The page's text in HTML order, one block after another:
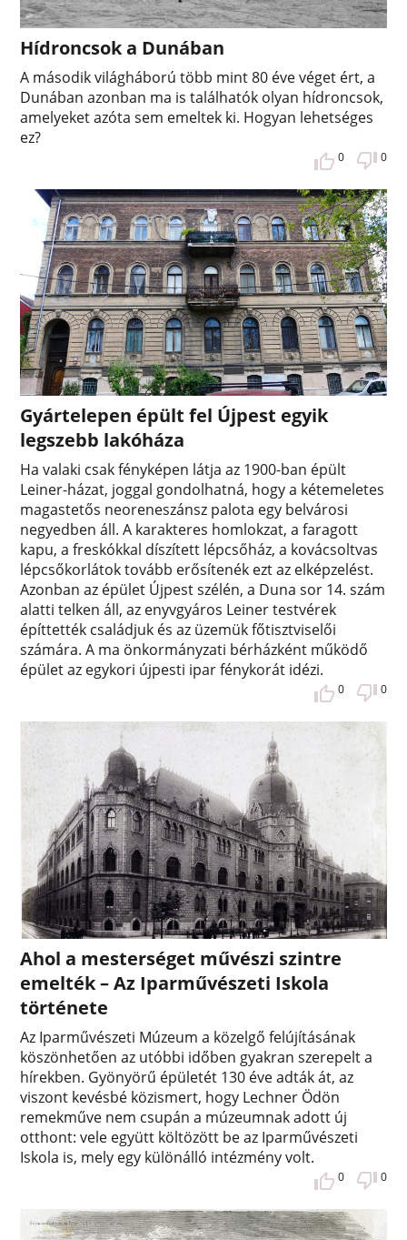
Hídroncsok a Dunában
A második világháború több mint 80 éve véget ért, a
Dunában azonban ma is találhatók olyan hídroncsok,
amelyeket azóta sem emeltek ki. Hogyan lehetséges
ez?
0 0
Gyártelepen épült fel Újpest egyik
legszebb lakóháza
Ha valaki csak fényképen látja az 1900-ban épült
Leiner-házat, joggal gondolhatná, hogy a kétemeletes
magastetős neoreneszánsz palota egy belvárosi
negyedben áll. A karakteres homlokzat, a faragott
kapu, a freskókkal díszített lépcsőház, a kovácsoltvas
lépcsőkorlátok tovább erősítenék ezt az elképzelést.
Azonban az épület Újpest szélén, a Duna sor 14. szám
alatti telken áll, az enyvgyáros Leiner testvérek
építtették családjuk és az üzemük főtisztviselői
számára. A ma önkormányzati bérházként működő
épület az egykori újpesti ipar fénykorát idézi.
0 0
Ahol a mesterséget művészi szintre
emelték – Az Iparművészeti Iskola
története
Az Iparművészeti Múzeum a közelgő felújításának
köszönhetően az utóbbi időben gyakran szerepelt a
hírekben. Gyönyörű épületét 130 éve adták át, az
viszont kevésbé közismert, hogy Lechner Ödön
remekműve nem csupán a múzeumnak adott új
otthont: vele együtt költözött be az Iparművészeti
Iskola is, mely egy különálló intézmény volt.
0 0